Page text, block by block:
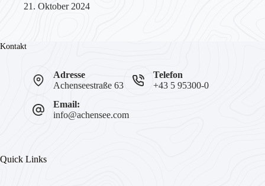
21. Oktober 2024
Kontakt
Adresse
Achenseestraße 63
Telefon
+43 5 95300-0
Email:
info@achensee.com
Quick Links